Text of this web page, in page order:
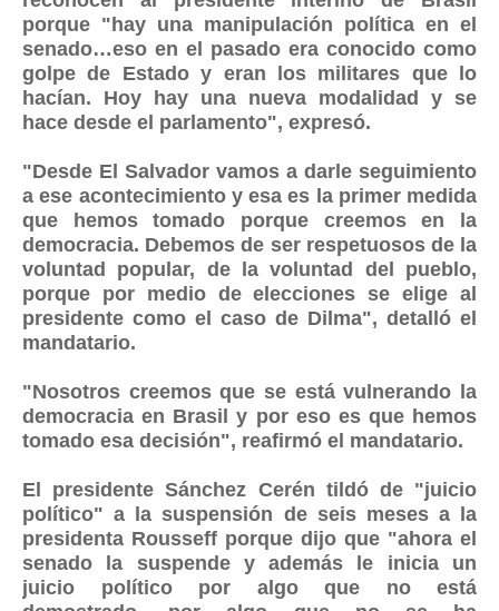
porque "hay una manipulación política en el
senado…eso en el pasado era conocido como
golpe de Estado y eran los militares que lo
hacían. Hoy hay una nueva modalidad y se
hace desde el parlamento", expresó.
"Desde El Salvador vamos a darle seguimiento
a ese acontecimiento y esa es la primer medida
que hemos tomado porque creemos en la
democracia. Debemos de ser respetuosos de la
voluntad popular, de la voluntad del pueblo,
porque por medio de elecciones se elige al
presidente como el caso de Dilma", detalló el
mandatario.
"Nosotros creemos que se está vulnerando la
democracia en Brasil y por eso es que hemos
tomado esa decisión", reafirmó el mandatario.
El presidente Sánchez Cerén tildó de "juicio
político" a la suspensión de seis meses a la
presidenta Rousseff porque dijo que "ahora el
senado la suspende y además le inicia un
juicio político por algo que no está